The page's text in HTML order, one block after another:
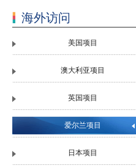
海外访问
美国项目
澳大利亚项目
英国项目
爱尔兰项目
日本项目